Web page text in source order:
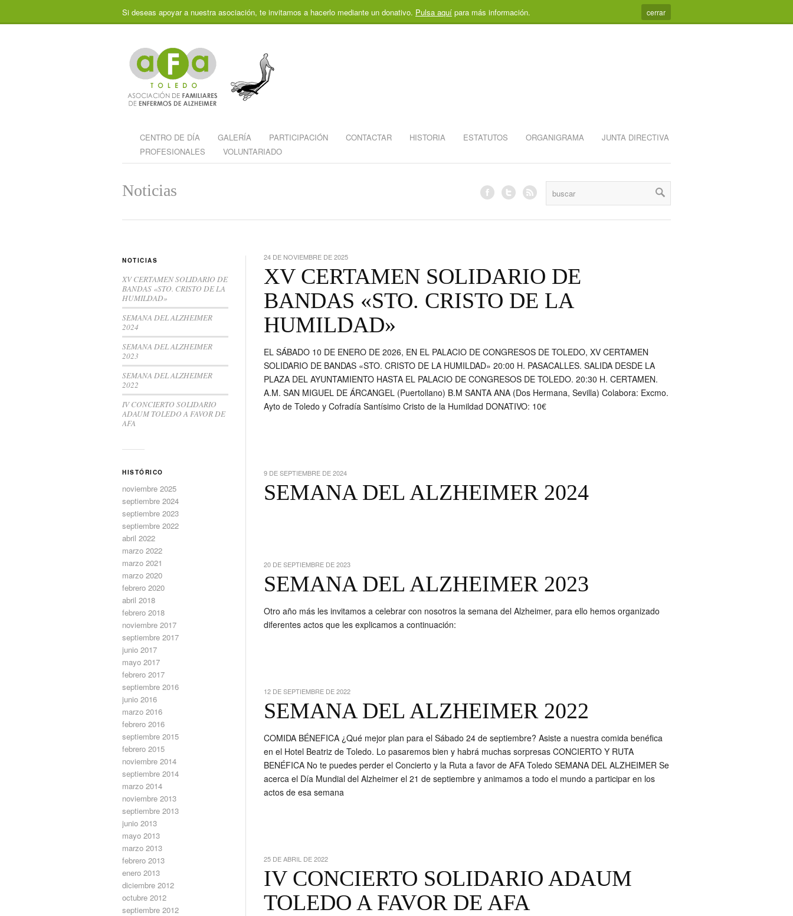
Si deseas apoyar a nuestra asociación, te invitamos a hacerlo mediante un donativo. Pulsa aquí para más información. cerrar
CENTRO DE DÍA GALERÍA PARTICIPACIÓN CONTACTAR HISTORIA ESTATUTOS ORGANIGRAMA
JUNTA DIRECTIVA
PROFESIONALES
VOLUNTARIADO
Noticias
XV CERTAMEN SOLIDARIO DE
BANDAS «STO. CRISTO DE LA
HUMILDAD»
24 DE NOVIEMBRE DE 2025
EL SÁBADO 10 DE ENERO DE 2026, EN EL PALACIO DE CONGRESOS DE TOLEDO, XV CERTAMEN
SOLIDARIO DE BANDAS «STO. CRISTO DE LA HUMILDAD» 20:00 H. PASACALLES. SALIDA DESDE LA
PLAZA DEL AYUNTAMIENTO HASTA EL PALACIO DE CONGRESOS DE TOLEDO. 20:30 H. CERTAMEN.
A.M. SAN MIGUEL DE ÁRCANGEL (Puertollano) B.M SANTA ANA (Dos Hermana, Sevilla) Colabora: Excmo.
Ayto de Toledo y Cofradía Santísimo Cristo de la Humildad DONATIVO: 10€
SEMANA DEL ALZHEIMER 2024
9 DE SEPTIEMBRE DE 2024
SEMANA DEL ALZHEIMER 2023
20 DE SEPTIEMBRE DE 2023
Otro año más les invitamos a celebrar con nosotros la semana del Alzheimer, para ello hemos organizado
diferentes actos que les explicamos a continuación:
SEMANA DEL ALZHEIMER 2022
12 DE SEPTIEMBRE DE 2022
COMIDA BÉNEFICA ¿Qué mejor plan para el Sábado 24 de septiembre? Asiste a nuestra comida benéfica
en el Hotel Beatriz de Toledo. Lo pasaremos bien y habrá muchas sorpresas CONCIERTO Y RUTA
BENÉFICA No te puedes perder el Concierto y la Ruta a favor de AFA Toledo SEMANA DEL ALZHEIMER Se
acerca el Día Mundial del Alzheimer el 21 de septiembre y animamos a todo el mundo a participar en los
actos de esa semana
IV CONCIERTO SOLIDARIO ADAUM
TOLEDO A FAVOR DE AFA
25 DE ABRIL DE 2022
NOTICIAS
XV CERTAMEN SOLIDARIO DE
BANDAS «STO. CRISTO DE LA
HUMILDAD»
SEMANA DEL ALZHEIMER
2024
SEMANA DEL ALZHEIMER
2023
SEMANA DEL ALZHEIMER
2022
IV CONCIERTO SOLIDARIO
ADAUM TOLEDO A FAVOR DE
AFA
HISTÓRICO
noviembre 2025
septiembre 2024
septiembre 2023
septiembre 2022
abril 2022
marzo 2022
marzo 2021
marzo 2020
febrero 2020
abril 2018
febrero 2018
noviembre 2017
septiembre 2017
junio 2017
mayo 2017
febrero 2017
septiembre 2016
junio 2016
marzo 2016
febrero 2016
septiembre 2015
febrero 2015
noviembre 2014
septiembre 2014
marzo 2014
noviembre 2013
septiembre 2013
junio 2013
mayo 2013
marzo 2013
febrero 2013
enero 2013
diciembre 2012
octubre 2012
septiembre 2012